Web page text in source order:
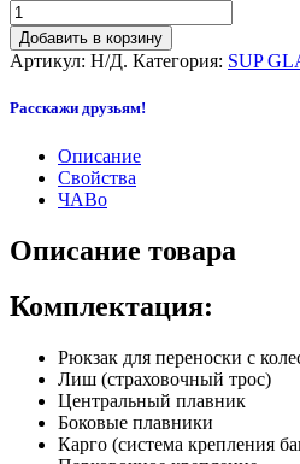
Добавить в корзину
Артикул: Н/Д. Категория: SUP
Расскажи друзьям!
Описание
Свойства
ЧАВо
Описание товара
Комплектация:
Рюкзак для переноски с
Лиш (страховочный трос)
Центральный плавник
Боковые плавники
Карго (система крепления